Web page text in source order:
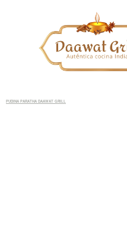
PUDINA PARATHA DAAWAT GRILL